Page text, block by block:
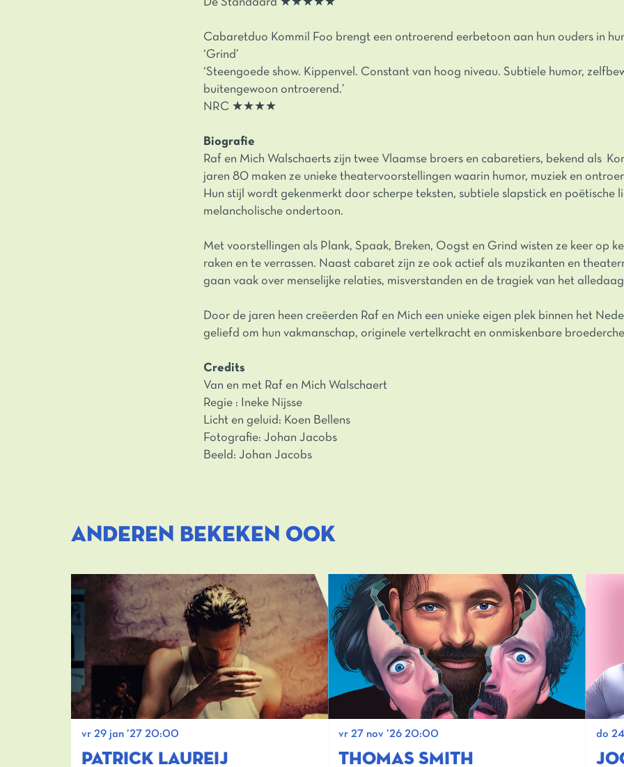
Cabaretduo Kommil Foo brengt een ontroerend eerbetoon aan hun ouders in
‘Grind’
‘Steengoede show. Kippenvel. Constant van hoog niveau. Subtiele humor,
buitengewoon ontroerend.’
NRC ★★★★
Biografie
Raf en Mich Walschaerts zijn twee Vlaamse broers en cabaretiers, bekend als
jaren 80 maken ze unieke theatervoorstellingen waarin humor, muziek en
Hun stijl wordt gekenmerkt door scherpe teksten, subtiele slapstick en poëtische
melancholische ondertoon.
Met voorstellingen als Plank, Spaak, Breken, Oogst en Grind wisten ze keer op
raken en te verrassen. Naast cabaret zijn ze ook actief als muzikanten en
gaan vaak over menselijke relaties, misverstanden en de tragiek van het
Door de jaren heen creëerden Raf en Mich een unieke eigen plek binnen het
geliefd om hun vakmanschap, originele vertelkracht en onmiskenbare
Credits
Van en met Raf en Mich Walschaert
Regie : Ineke Nijsse
Licht en geluid: Koen Bellens
Fotografie: Johan Jacobs
Beeld: Johan Jacobs
ANDEREN BEKEKEN OOK
PATRICK LAUREIJ
vr 29 jan ’27 20:00
THOMAS SMITH
vr 27 nov ’2620:00 do